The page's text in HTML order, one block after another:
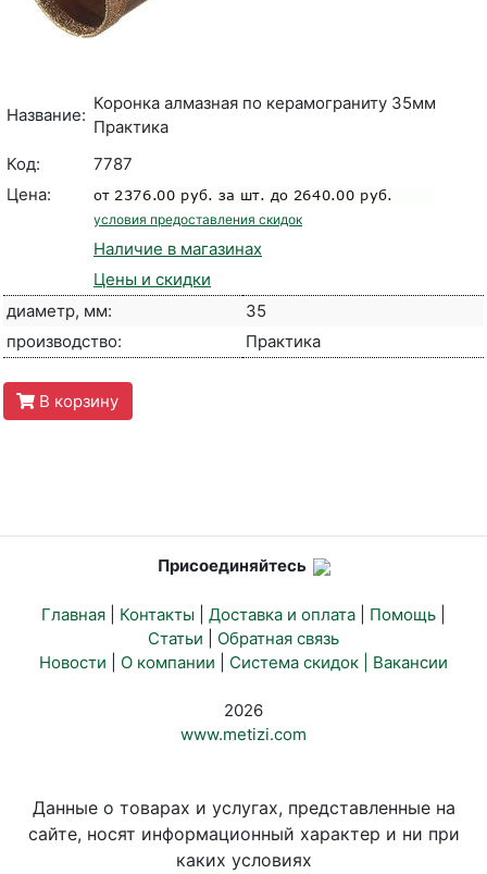
Название:
Коронка алмазная по керамограниту 35мм
Практика
Код:
7787
Цена:
условия предоставления скидок
Наличие в магазинах
Цены и скидки
диаметр, мм:
35
производство:
Практика
В корзину
Присоединяйтесь
Главная Контакты Доставка и оплата Помощь
Статьи
Обратная связь
Новости
О компании Система скидок | Вакансии
2026
www.metizi.com
Данные о товарах и услугах, представленные на
сайте, носят информационный характер и ни при
каких условиях